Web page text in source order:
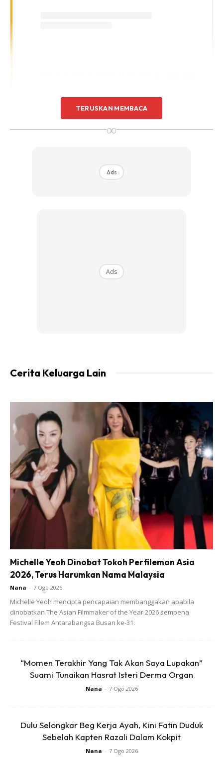
A Post Shared By Nabila Huda (@kupu_kupu)
TERUSKAN MEMBACA
∞
Ads
Ads
Cerita Keluarga Lain
Michelle Yeoh Dinobat Tokoh Perfileman Asia
2026, Terus Harumkan Nama Malaysia
Nana - 7 Ogo 2026
Michelle Yeoh mencipta pencapaian membanggakan apabila
dinobatkan The Asian Filmmaker of the Year 2026 sempena
Festival Filem Antarabangsa Busan ke-31.
“Momen Terakhir Yang Tak Akan Saya Lupakan”
Suami Tunaikan Hasrat Isteri Derma Organ
Nana - 7 Ogo 2026
Dulu Selongkar Beg Kerja Ayah, Kini Fatin Duduk
Sebelah Kapten Razali Dalam Kokpit
Nana - 7 Ogo 2026